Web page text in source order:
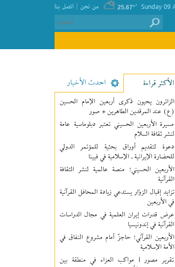
اتصل بنا | من نحن 25.67°
الأکثر قراءة احدث الأخبار
الزائرون يحيون ذكرى أربعين الإمام الحسين
(ع) عند المرقدين الطاهرين + صور
مسيرة الأربعين الحسيني تعتبر دبلوماسية عامة
لنشر ثقافة السلام
دعوة لتقديم أوراق بحثية للمؤتمر الدولي
للحضارة الإيرانية ـ الإسلامية في فيينا
الأربعين الحسيني؛ منصة عالمية لنشر الثقافة
القرآنية
تزايد إقبال الزوّار يستدعي زيادة المحافل القرآنية
في الأربعين
عرض قدرات إيران العلمية في مجال الدراسات
القرآنية في إندونيسيا
الأربعين القرآني؛ حاجزٌ أمام مشروع النفاق في
الأمة الإسلامية
تقرير مصور | مواكب العزاء في منطقة بين‌